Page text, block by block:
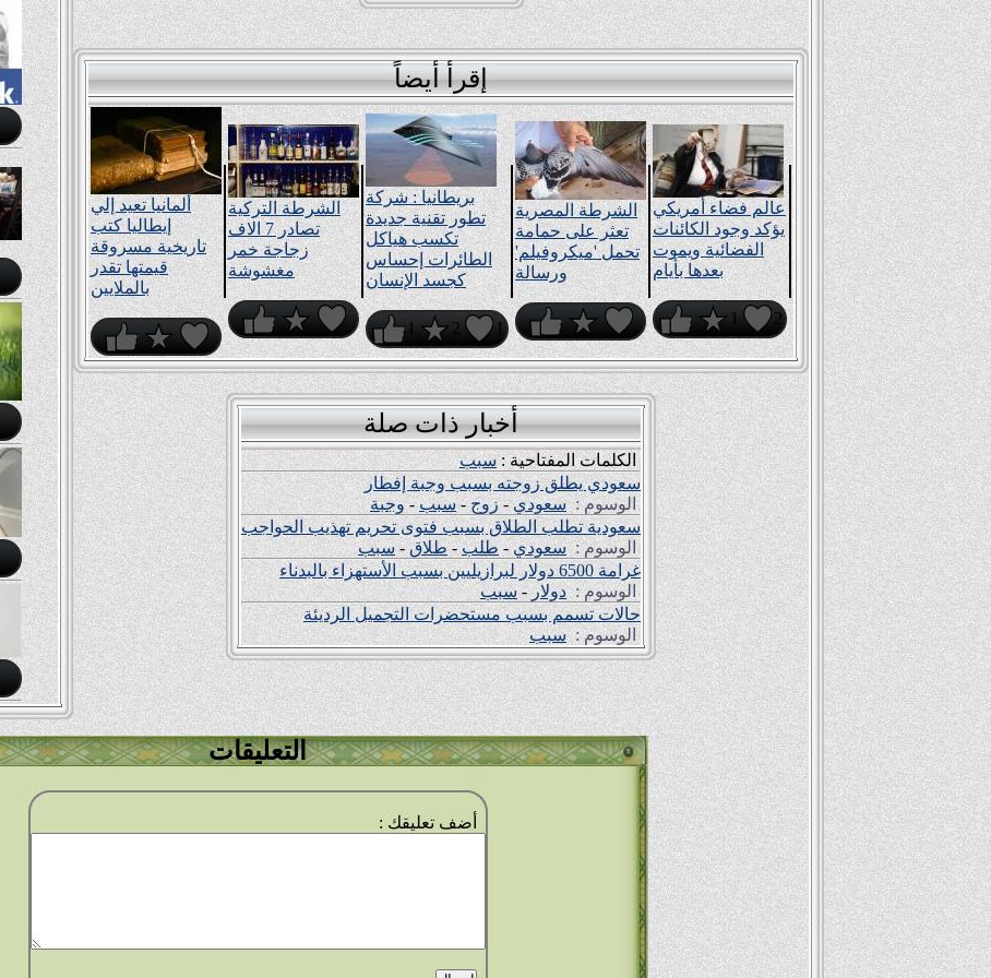
إقرأ أيضاً
ألمانيا تعيد إلي
إيطاليا كتب
تاريخية مسروقة
قيمتها تقدر
بالملايين
الشرطة التركية
تصادر 7 الاف
زجاجة خمر
مغشوشة
بريطانيا : شركة
تطور تقنية جديدة
تكسب هياكل
الطائرات إحساس
كجسد الإنسان
1 2 1
الشرطة المصرية
تعثر على حمامة
تحمل 'ميكروفيلم'
ورسالة
عالم فضاء أمريكي
يؤكد وجود الكائنات
الفضائية ويموت
بعدها بأيام
1 2
أخبار ذات صلة
الكلمات المفتاحية :سبب
سعودي يطلق زوجته بسبب وجبة إفطار
الوسوم : سعودي-زوج-سبب-وجبة
سعودية تطلب الطلاق بسبب فتوى تحريم تهذيب الحواجب
الوسوم : سعودي-طلب-طلاق-سبب
غرامة 6500 دولار لبرازيليين بسبب اﻷستهزاء بالبدناء
الوسوم : دولار-سبب
حالات تسمم بسبب مستحضرات التجميل الرديئة
الوسوم : سبب
التعليقات
أضف تعليقك :